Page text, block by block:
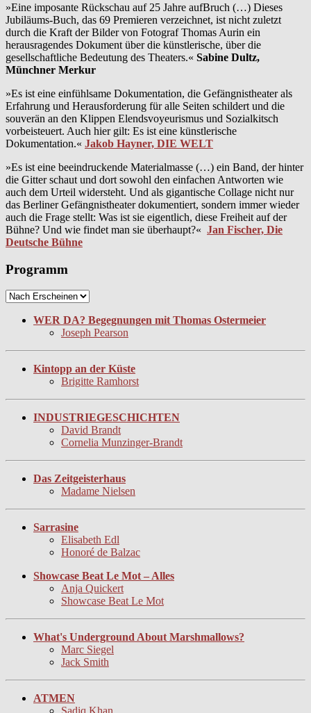
»Eine imposante Rückschau auf 25 Jahre aufBruch (…) Dieses
Jubiläums-Buch, das 69 Premieren verzeichnet, ist nicht zuletzt
durch die Kraft der Bilder von Fotograf Thomas Aurin ein
herausragendes Dokument über die künstlerische, über die
gesellschaftliche Bedeutung des Theaters.« Sabine Dultz,
Münchner Merkur
»Es ist eine einfühlsame Dokumentation, die Gefängnistheater als
Erfahrung und Herausforderung für alle Seiten schildert und die
souverän an den Klippen Elendsvoyeurismus und Sozialkitsch
vorbeisteuert. Auch hier gilt: Es ist eine künstlerische
Dokumentation.« Jakob Hayner, DIE WELT
»Es ist eine beeindruckende Materialmasse (…) ein Band, der hinter
die Gitter schaut und dort sowohl den einfachen Antworten wie
auch dem Urteil widersteht. Und als gigantische Collage nicht nur
das Berliner Gefängnistheater dokumentiert, sondern immer wieder
auch die Frage stellt: Was ist sie eigentlich, diese Freiheit auf der
Bühne? Und wie findet man sie überhaupt?« Jan Fischer, Die
Deutsche Bühne
Programm
WER DA? Begegnungen mit Thomas Ostermeier
Joseph Pearson
Kintopp an der Küste
Brigitte Ramhorst
INDUSTRIEGESCHICHTEN
David Brandt
Cornelia Munzinger-Brandt
Das Zeitgeisterhaus
Madame Nielsen
Sarrasine
Elisabeth Edl
Honoré de Balzac
Showcase Beat Le Mot – Alles
Anja Quickert
Showcase Beat Le Mot
What's Underground About Marshmallows?
Marc Siegel
Jack Smith
ATMEN